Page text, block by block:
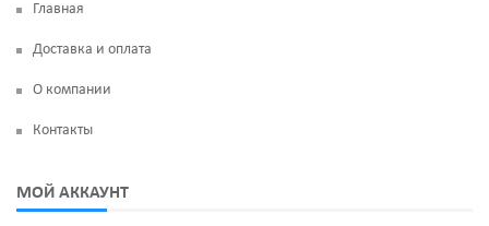
Манжеты люка
Главная
Доставка и оплата
О компании
Контакты
МОЙ АККАУНТ